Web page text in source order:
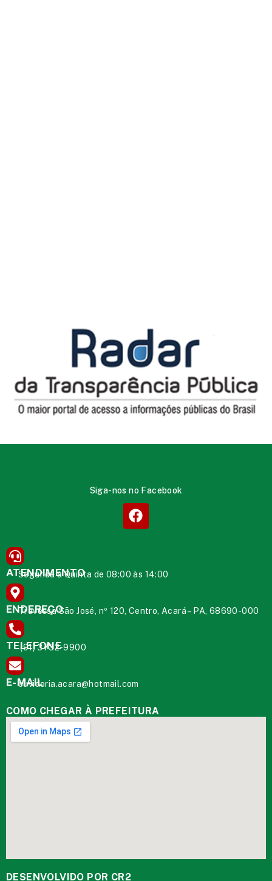
Siga-nos no Facebook
ATENDIMENTO
Segunda à Quinta de 08:00 às 14:00
ENDEREÇO
Travessa São José, nº 120, Centro, Acará – PA, 68690-000
TELEFONE
(91) 3732-9900
E-MAIL
ouvidoria.acara@hotmail.com
COMO CHEGAR À PREFEITURA
DESENVOLVIDO POR CR2